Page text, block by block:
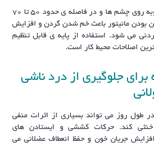
صفحه نمایش باید روبه روی چشم ها و در فاصله ی حدود ۵۰ تا ۷۰
بودن مانیتور باعث خم شدن گردن و افزایش
می شود. استفاده از پایه ی قابل تنظیم
ترین اصلاحات محیط کار است.
برای جلوگیری از درد ناشی
طول روز می تواند بسیاری از اثرات منفی
خنثی کند. حرکات کششی و ایستادن های
جریان خون و حفظ انعطاف عضلانی می